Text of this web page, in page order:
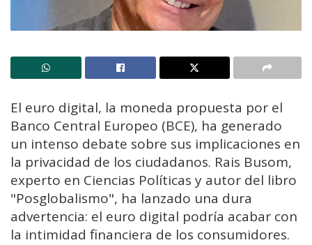
El euro digital, la moneda propuesta por el
Banco Central Europeo (BCE), ha generado
un intenso debate sobre sus implicaciones en
la privacidad de los ciudadanos. Rais Busom,
experto en Ciencias Políticas y autor del libro
"Posglobalismo", ha lanzado una dura
advertencia: el euro digital podría acabar con
la intimidad financiera de los consumidores.